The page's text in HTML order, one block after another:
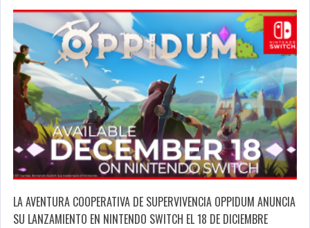
LA AVENTURA COOPERATIVA DE SUPERVIVENCIA OPPIDUM ANUNCIA
SU LANZAMIENTO EN NINTENDO SWITCH EL 18 DE DICIEMBRE